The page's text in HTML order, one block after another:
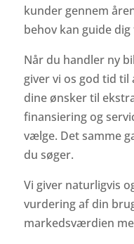
kunder gennem
behov kan guide
Når du handler ny
giver vi os god tid
dine ønsker til
finansiering og
vælge. Det samme
du søger.
Vi giver naturligvis
vurdering af din
markedsværdien